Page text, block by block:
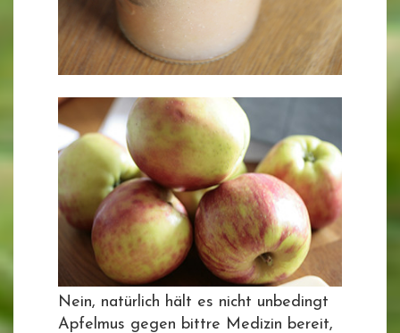
Nein, natürlich hält es nicht unbedingt
Apfelmus gegen bittre Medizin bereit,